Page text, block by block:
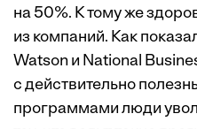
на 50%. К тому же
из компаний. Как
Watson и National
с действительно
программами люди